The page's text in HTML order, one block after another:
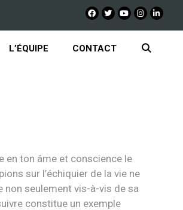
L’ÉQUIPE CONTACT
en ton âme et conscience le
sur l’échiquier de la vie ne
non seulement vis-à-vis de sa
constitue un exemple